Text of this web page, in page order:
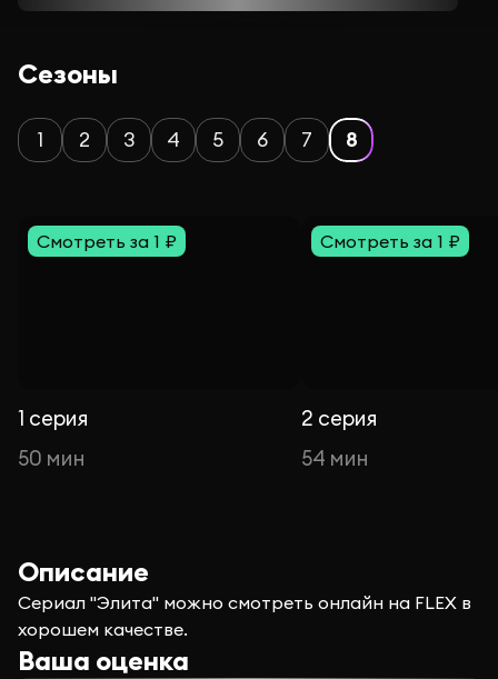
Сезоны
1 2 3 4 5 6 7 8
Смотреть за 1 ₽
1 серия
50 мин
Смотреть за 1 ₽
2 серия
54 мин
Описание
Сериал "Элита" можно смотреть онлайн на FLEX в
хорошем качестве.
Ваша оценка